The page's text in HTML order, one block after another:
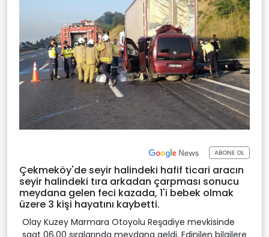
ABONE OL
Çekmeköy'de seyir halindeki hafif ticari aracın
seyir halindeki tıra arkadan çarpması sonucu
meydana gelen feci kazada, 1'i bebek olmak
üzere 3 kişi hayatını kaybetti.
Olay Kuzey Marmara Otoyolu Reşadiye mevkisinde
saat 06.00 sıralarında meydana geldi. Edinilen bilgilere